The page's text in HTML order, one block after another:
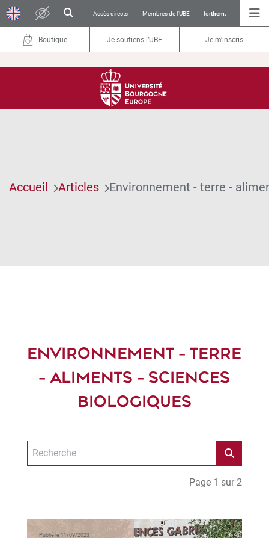
Accès directs Membres de l’UBE forthem.
Boutique Je soutiens l’UBE Je m'inscris
Accueil Articles Environnement - terre -
ENVIRONNEMENT - TERRE
- ALIMENTS - SCIENCES
BIOLOGIQUES
Page 1 sur 2
Publié le 11/09/2023